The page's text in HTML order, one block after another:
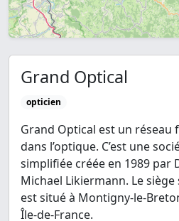
Grand Optical
opticien
Grand Optical est un réseau
dans l’optique. C’est une
simplifiée créée en 1989 par
Michael Likiermann. Le siège
est situé à Montigny-le-
Île-de-France.